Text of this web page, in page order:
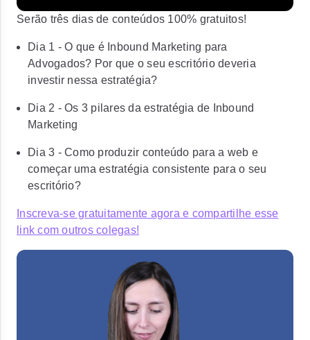
Serão três dias de conteúdos 100% gratuitos!
Dia 1 - O que é Inbound Marketing para
Advogados? Por que o seu escritório deveria
investir nessa estratégia?
Dia 2 - Os 3 pilares da estratégia de Inbound
Marketing
Dia 3 - Como produzir conteúdo para a web e
começar uma estratégia consistente para o seu
escritório?
Inscreva-se gratuitamente agora e compartilhe esse
link com outros colegas!